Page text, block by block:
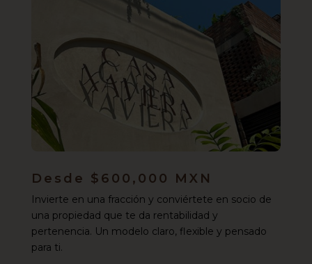
Desde $600,000 MXN
Invierte en una fracción y conviértete en socio de
una propiedad que te da rentabilidad y
pertenencia. Un modelo claro, flexible y pensado
para ti.